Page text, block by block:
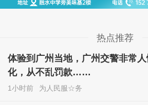
热点推荐
体验到广州当地，广州交警非常
化，从不乱罚款……
1小时前 为人民服☆务